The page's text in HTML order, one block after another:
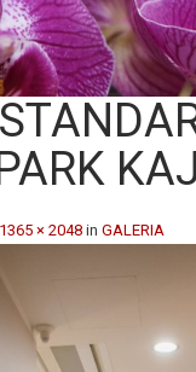
1365 × 2048 in GALERIA